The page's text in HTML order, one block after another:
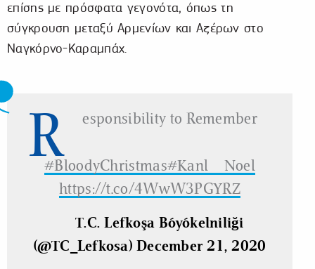
επίσης με πρόσφατα γεγονότα, όπως τη
σύγκρουση μεταξύ Αρμενίων και Αζέρων στο
Ναγκόρνο-Καραμπάχ.
R esponsibility to Remember
#BloodyChristmas#KanlıNoel
https://t.co/4WwW3PGYRZ
— T.C. Lefkoşa Büyükelçiliği
(@TC_Lefkosa)December 21, 2020